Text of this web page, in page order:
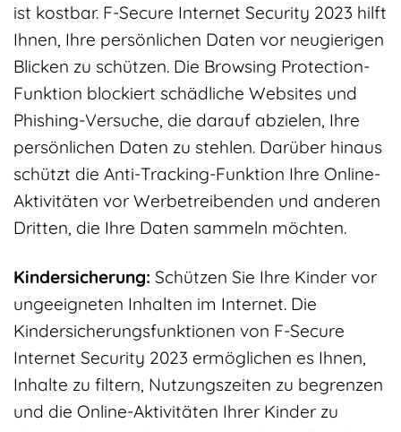
ist kostbar. F-Secure Internet Security 2023 hilft
Ihnen, Ihre persönlichen Daten vor neugierigen
Blicken zu schützen. Die Browsing Protection-
Funktion blockiert schädliche Websites und
Phishing-Versuche, die darauf abzielen, Ihre
persönlichen Daten zu stehlen. Darüber hinaus
schützt die Anti-Tracking-Funktion Ihre Online-
Aktivitäten vor Werbetreibenden und anderen
Dritten, die Ihre Daten sammeln möchten.
Kindersicherung: Schützen Sie Ihre Kinder vor
ungeeigneten Inhalten im Internet. Die
Kindersicherungsfunktionen von F-Secure
Internet Security 2023 ermöglichen es Ihnen,
Inhalte zu filtern, Nutzungszeiten zu begrenzen
und die Online-Aktivitäten Ihrer Kinder zu